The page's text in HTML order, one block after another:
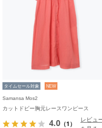
タイムセール対象 NEW
Samansa Mos2
カットドビー胸元レースワンピース
4.0 （1）
レビュ